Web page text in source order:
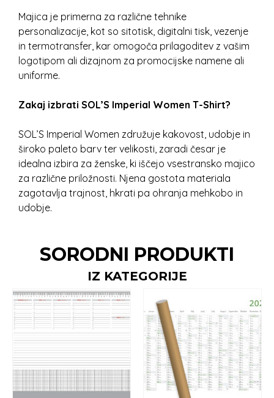
Majica je primerna za različne tehnike
personalizacije, kot so sitotisk, digitalni tisk, vezenje
in termotransfer, kar omogoča prilagoditev z vašim
logotipom ali dizajnom za promocijske namene ali
uniforme.
Zakaj izbrati SOL’S Imperial Women T-Shirt?
SOL’S Imperial Women združuje kakovost, udobje in
široko paleto barv ter velikosti, zaradi česar je
idealna izbira za ženske, ki iščejo vsestransko majico
za različne priložnosti. Njena gostota materiala
zagotavlja trajnost, hkrati pa ohranja mehkobo in
udobje.
SORODNI PRODUKTI
IZ KATEGORIJE